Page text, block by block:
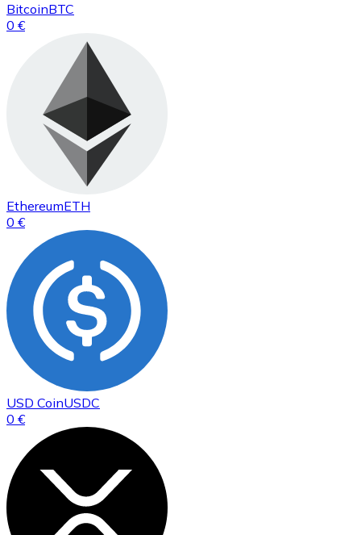
BitcoinBTC
0 €
EthereumETH
0 €
USD CoinUSDC
0 €